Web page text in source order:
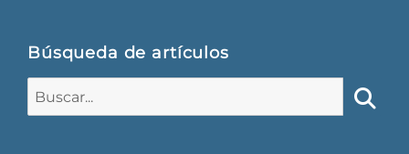
Búsqueda de artículos